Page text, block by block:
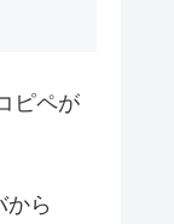
ピペが
から